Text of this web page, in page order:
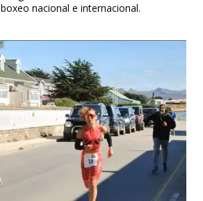
nacional e internacional.